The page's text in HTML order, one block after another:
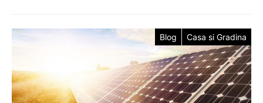
Blog Casa si Gradina